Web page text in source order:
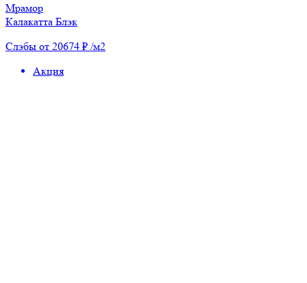
Мрамор
Калакатта Блэк
Слэбы от 20674 ₽ /м2
Акция